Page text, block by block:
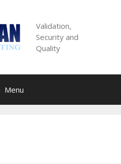
Validation,
Security and
Quality
Menu